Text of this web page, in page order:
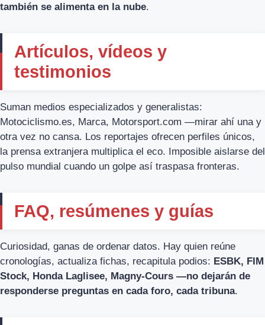
también se alimenta en la nube.
Artículos, vídeos y
testimonios
Suman medios especializados y generalistas:
Motociclismo.es, Marca, Motorsport.com —mirar ahí una y
otra vez no cansa. Los reportajes ofrecen perfiles únicos,
la prensa extranjera multiplica el eco. Imposible aislarse del
pulso mundial cuando un golpe así traspasa fronteras.
FAQ, resúmenes y guías
Curiosidad, ganas de ordenar datos. Hay quien reúne
cronologías, actualiza fichas, recapitula podios: ESBK, FIM
Stock, Honda Laglisee, Magny-Cours —no dejarán de
responderse preguntas en cada foro, cada tribuna.